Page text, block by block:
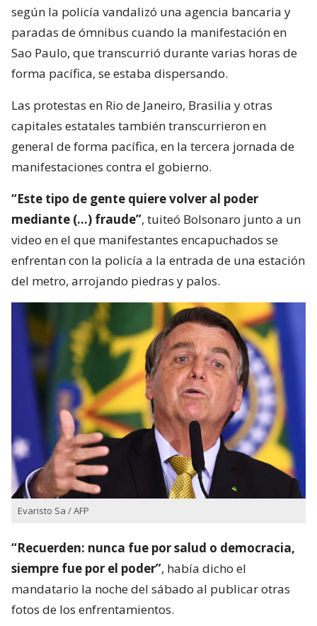
según la policía vandalizó una agencia bancaria y
paradas de ómnibus cuando la manifestación en
Sao Paulo, que transcurrió durante varias horas de
forma pacífica, se estaba dispersando.
Las protestas en Rio de Janeiro, Brasilia y otras
capitales estatales también transcurrieron en
general de forma pacífica, en la tercera jornada de
manifestaciones contra el gobierno.
“Este tipo de gente quiere volver al poder
mediante (…) fraude”, tuiteó Bolsonaro junto a un
video en el que manifestantes encapuchados se
enfrentan con la policía a la entrada de una estación
del metro, arrojando piedras y palos.
Evaristo Sa / AFP
“Recuerden: nunca fue por salud o democracia,
siempre fue por el poder”, había dicho el
mandatario la noche del sábado al publicar otras
fotos de los enfrentamientos.